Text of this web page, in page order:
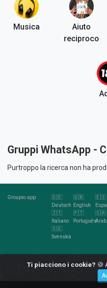
Musica
Aiuto
reciproco
Gruppi WhatsApp -
Purtroppo la ricerca non ha
Groupio.app
🇩🇪
Deutsch
🇬🇧
English
🇪🇸
🇮🇹
Italiano
🇵🇹
Português
🇸🇦
🇸🇪
Svenska
Ti piacciono i cookie? 🍪